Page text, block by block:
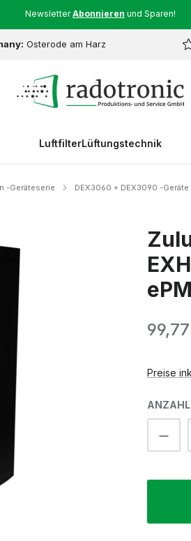
NewsletterAbonnieren und Sparen!
Osterode am Harz
LuftfilterLüftungstechnik
-Geräteserie DEX3060 + DEX3090 -Geräte
Preise
ANZAHL